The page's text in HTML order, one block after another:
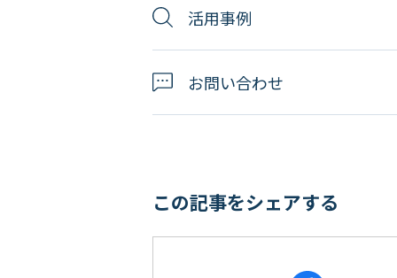
活用事例
お問い合わせ
この記事をシェアする